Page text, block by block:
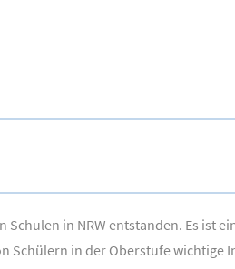
in NRW entstanden. Es
Schülern in der Oberstufe